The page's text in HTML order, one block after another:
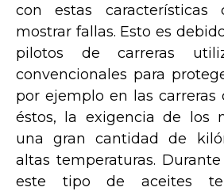
con estas características
mostrar fallas. Esto es
pilotos de carreras
convencionales para
por ejemplo en las carreras
éstos, la exigencia de los
una gran cantidad de
altas temperaturas.
este tipo de aceites